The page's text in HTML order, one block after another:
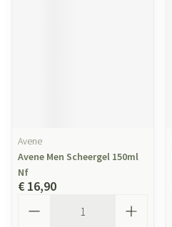
Avene
Avene Men Scheergel 150ml
Nf
€ 16,90